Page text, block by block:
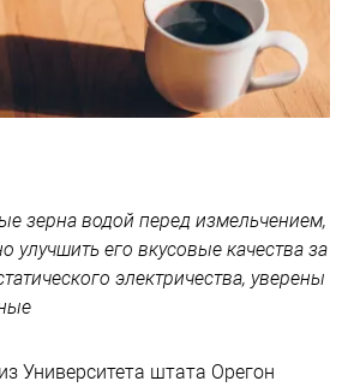
зерна водой перед измельчением,
улучшить его вкусовые качества за
электричества, уверены
Университета штата Орегон